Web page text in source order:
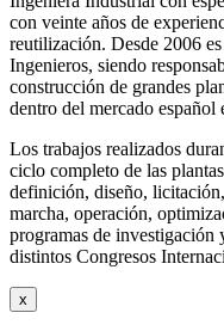
con veinte años de
reutilización. Desde 2006
Ingenieros, siendo
construcción de grandes
dentro del mercado español
Los trabajos realizados
ciclo completo de las
definición, diseño,
marcha, operación,
programas de investigación
distintos Congresos
x